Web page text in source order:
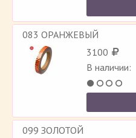
083 ОРАНЖЕВЫЙ
3100
В наличии:
099 ЗОЛОТОЙ